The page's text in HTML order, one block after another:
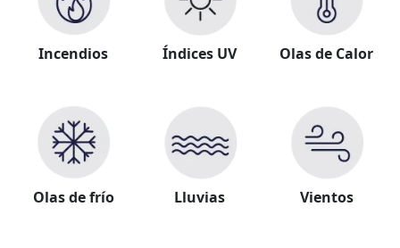
Incendios Índices UV Olas de Calor
Olas de frío Lluvias Vientos